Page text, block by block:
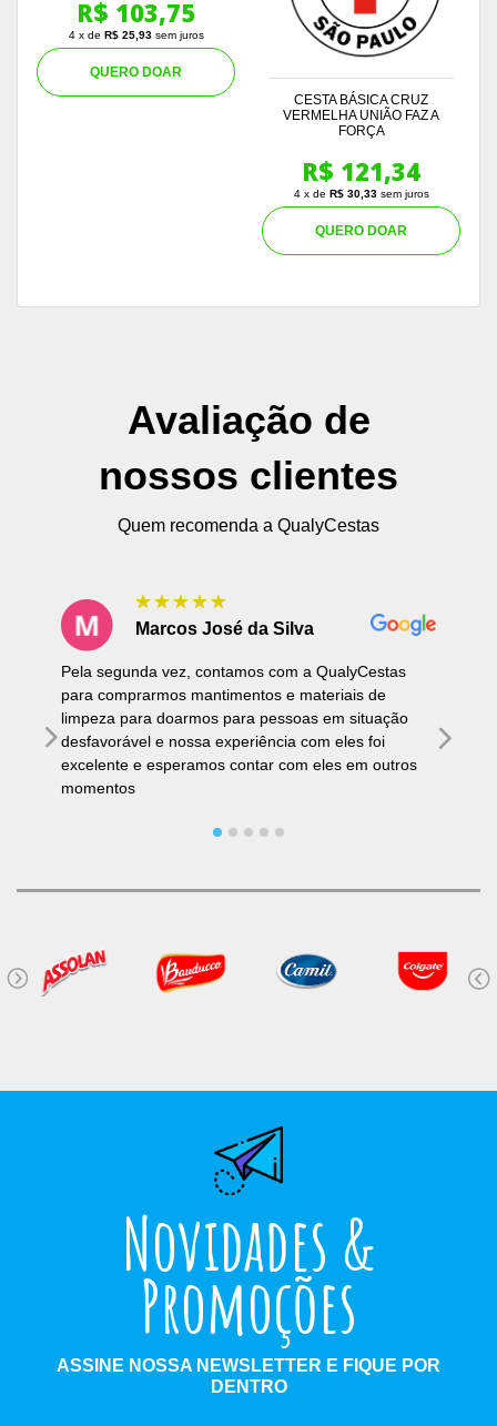
R$ 103,75
4 x de R$ 25,93sem juros
QUERO DOAR
CESTA BÁSICA CRUZ
VERMELHA UNIÃO FAZ A
FORÇA
R$ 121,34
4 x de R$ 30,33sem juros
QUERO DOAR
Avaliação de
nossos clientes
Quem recomenda a QualyCestas
Marcos José da Silva
Pela segunda vez, contamos com a QualyCestas
para comprarmos mantimentos e materiais de
limpeza para doarmos para pessoas em situação
desfavorável e nossa experiência com eles foi
excelente e esperamos contar com eles em outros
momentos
Novidades &
Promoções
ASSINE NOSSA NEWSLETTER E FIQUE POR
DENTRO